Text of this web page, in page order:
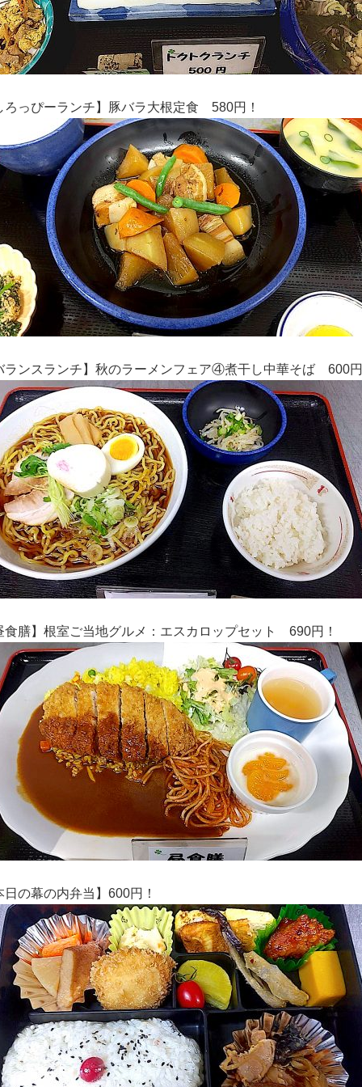
ろっぴーランチ】 豚バラ大根定食 580円！
ランスランチ】 秋のラーメンフェア④煮干し中華そば 600
膳】 根室ご当地グルメ：エスカロップセット 690円！
日の幕の内弁当】600円！